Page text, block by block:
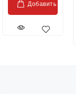
Добавить